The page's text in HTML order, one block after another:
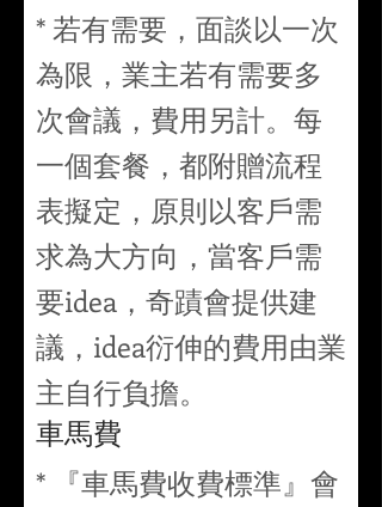
* 若有需要，面談以一次
為限，業主若有需要多
次會議，費用另計。每
一個套餐，都附贈流程
表擬定，原則以客戶需
求為大方向，當客戶需
要idea，奇蹟會提供建
議，idea衍伸的費用由業
主自行負擔。
車馬費
* 『車馬費收費標準』會